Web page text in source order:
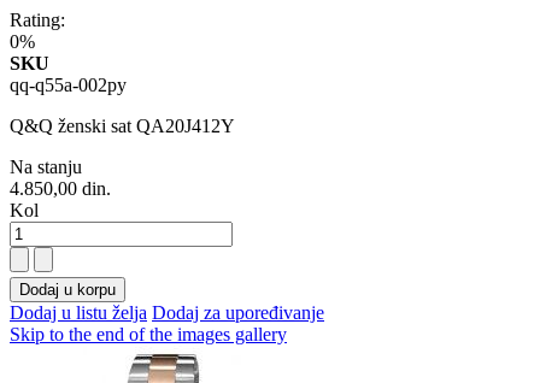
Rating:
0%
SKU
qq-q55a-002py
Q&Q ženski sat QA20J412Y
Na stanju
4.850,00 din.
Kol
Dodaj u korpu
Dodaj u listu želja Dodaj za upoređivanje
Skip to the end of the images gallery